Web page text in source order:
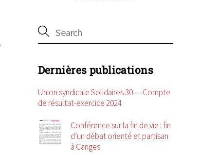
Dernières publications
Union syndicale Solidaires 30 — Compte
de résultat-exercice 2024
Conférence sur la fin de vie : fin
d’un débat orienté et partisan
à Ganges